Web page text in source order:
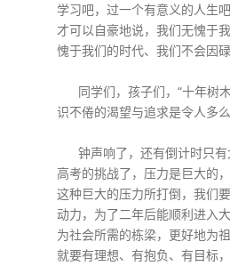
学习吧，过一个有意义的人生
才可以自豪地说，我们无愧于
愧于我们的时代、我们不会因
同学们，孩子们，“十年树
识不倦的渴望与追求是令人多
钟声响了，还有倒计时只有
高考的挑战了，压力是巨大的
这种巨大的压力所打倒，我们
动力，为了二年后能顺利进入
为社会所需的栋梁，更好地为
就要有理想、有抱负、有目标